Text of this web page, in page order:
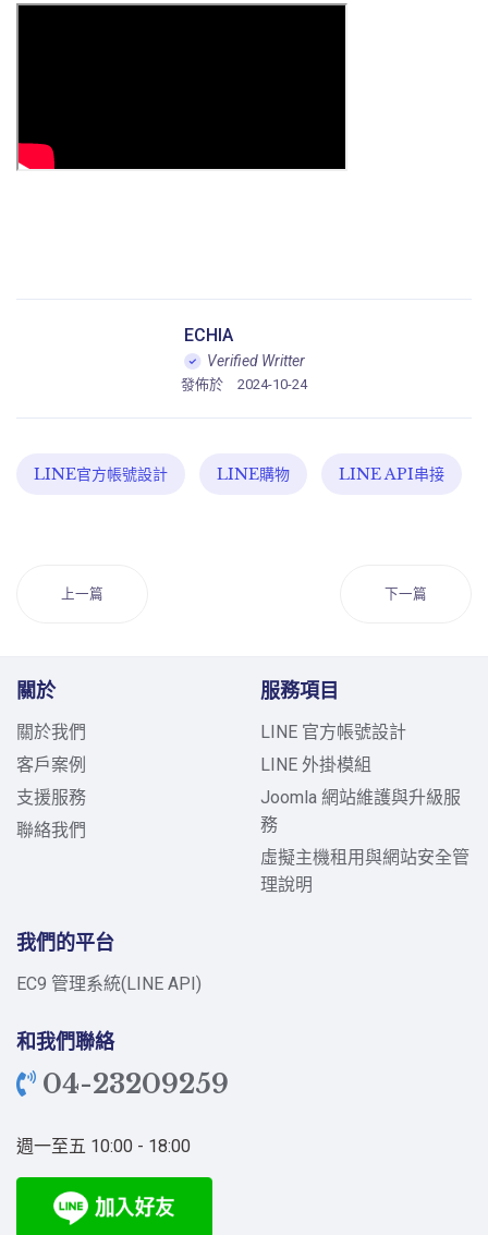
ECHIA
Verified Writter
發佈於 2024-10-24
LINE官方帳號設計 LINE購物 LINE API串接
上一篇 下一篇
關於
關於我們
客戶案例
支援服務
聯絡我們
服務項目
LINE 官方帳號設計
LINE 外掛模組
Joomla 網站維護與升級服
務
虛擬主機租用與網站安全管
理說明
我們的平台
EC9 管理系統(LINE API)
和我們聯絡
04-23209259
週一至五 10:00 - 18:00